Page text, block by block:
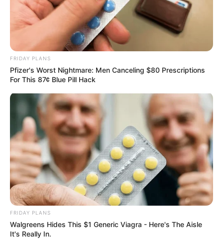
FRIDAY PLANS
Pfizer's Worst Nightmare: Men Canceling $80 Prescriptions
For This 87¢ Blue Pill Hack
FRIDAY PLANS
Walgreens Hides This $1 Generic Viagra - Here's The Aisle
It's Really In.